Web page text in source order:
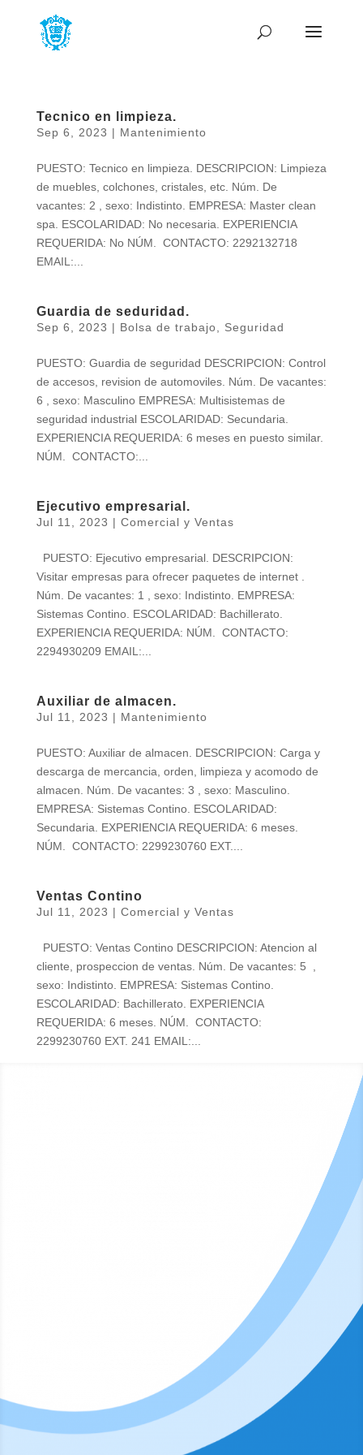
Tecnico en limpieza.
Sep 6, 2023 | Mantenimiento
PUESTO: Tecnico en limpieza. DESCRIPCION: Limpieza
de muebles, colchones, cristales, etc. Núm. De
vacantes: 2 , sexo: Indistinto. EMPRESA: Master clean
spa. ESCOLARIDAD: No necesaria. EXPERIENCIA
REQUERIDA: No NÚM. CONTACTO: 2292132718
EMAIL:...
Guardia de seduridad.
Sep 6, 2023 | Bolsa de trabajo Seguridad
PUESTO: Guardia de seguridad DESCRIPCION: Control
de accesos, revision de automoviles. Núm. De vacantes:
6 , sexo: Masculino EMPRESA: Multisistemas de
seguridad industrial ESCOLARIDAD: Secundaria.
EXPERIENCIA REQUERIDA: 6 meses en puesto similar.
NÚM. CONTACTO:...
Ejecutivo empresarial.
Jul 11, 2023 | Comercial y Ventas
PUESTO: Ejecutivo empresarial. DESCRIPCION:
Visitar empresas para ofrecer paquetes de internet .
Núm. De vacantes: 1 , sexo: Indistinto. EMPRESA:
Sistemas Contino. ESCOLARIDAD: Bachillerato.
EXPERIENCIA REQUERIDA: NÚM. CONTACTO:
2294930209 EMAIL:...
Auxiliar de almacen.
Jul 11, 2023 | Mantenimiento
PUESTO: Auxiliar de almacen. DESCRIPCION: Carga y
descarga de mercancia, orden, limpieza y acomodo de
almacen. Núm. De vacantes: 3 , sexo: Masculino.
EMPRESA: Sistemas Contino. ESCOLARIDAD:
Secundaria. EXPERIENCIA REQUERIDA: 6 meses.
NÚM. CONTACTO: 2299230760 EXT....
Ventas Contino
Jul 11, 2023 | Comercial y Ventas
PUESTO: Ventas Contino DESCRIPCION: Atencion al
cliente, prospeccion de ventas. Núm. De vacantes: 5 ,
sexo: Indistinto. EMPRESA: Sistemas Contino.
ESCOLARIDAD: Bachillerato. EXPERIENCIA
REQUERIDA: 6 meses. NÚM. CONTACTO:
2299230760 EXT. 241 EMAIL:...